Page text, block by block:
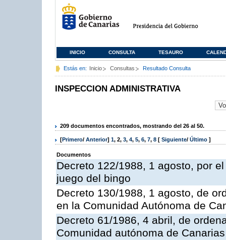
INICIO CONSULTA TESAURO
Estás en: Inicio Consultas Resultado Consulta
INSPECCION ADMINISTRATIVA
209 documentos encontrados, mostrando del 26 al 50.
[Primero/ Anterior] 1, 2, 3, 4, 5, 6, 7, 8 [ Siguiente/ Último ]
Documentos
Decreto 122/1988, 1 agosto, por
juego del bingo
Decreto 130/1988, 1 agosto, de
en la Comunidad Autónoma de
Decreto 61/1986, 4 abril, de
Comunidad autónoma de Canarias